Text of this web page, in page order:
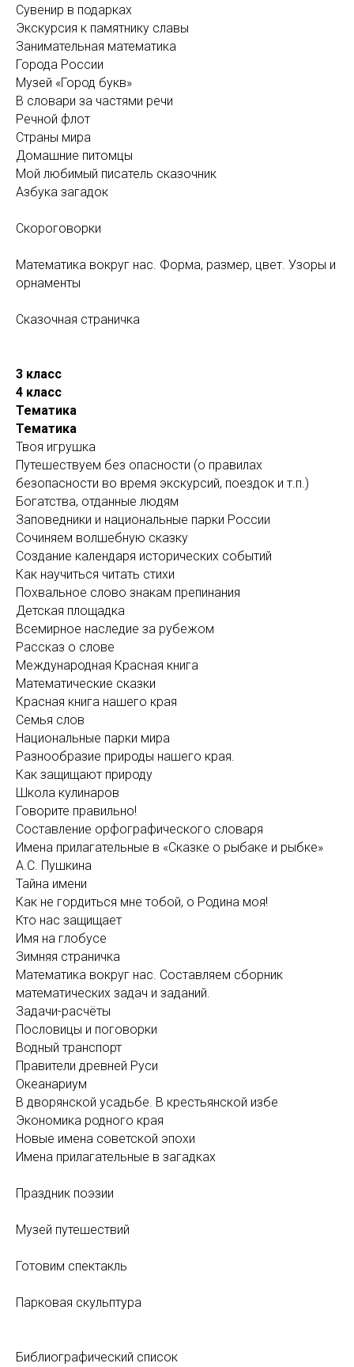
Сувенир в подарках
Экскурсия к памятнику славы
Занимательная математика
Города России
Музей «Город букв»
В словари за частями речи
Речной флот
Страны мира
Домашние питомцы
Мой любимый писатель сказочник
Азбука загадок
Скороговорки
Математика вокруг нас. Форма, размер, цвет. Узоры и
орнаменты
Сказочная страничка
3 класс
4 класс
Тематика
Тематика
Твоя игрушка
Путешествуем без опасности (о правилах
безопасности во время экскурсий, поездок и т.п.)
Богатства, отданные людям
Заповедники и национальные парки России
Сочиняем волшебную сказку
Создание календаря исторических событий
Как научиться читать стихи
Похвальное слово знакам препинания
Детская площадка
Всемирное наследие за рубежом
Рассказ о слове
Международная Красная книга
Математические сказки
Красная книга нашего края
Семья слов
Национальные парки мира
Разнообразие природы нашего края.
Как защищают природу
Школа кулинаров
Говорите правильно!
Составление орфографического словаря
Имена прилагательные в «Сказке о рыбаке и рыбке»
А.С. Пушкина
Тайна имени
Как не гордиться мне тобой, о Родина моя!
Кто нас защищает
Имя на глобусе
Зимняя страничка
Математика вокруг нас. Составляем сборник
математических задач и заданий.
Задачи-расчёты
Пословицы и поговорки
Водный транспорт
Правители древней Руси
Океанариум
В дворянской усадьбе. В крестьянской избе
Экономика родного края
Новые имена советской эпохи
Имена прилагательные в загадках
Праздник поэзии
Музей путешествий
Готовим спектакль
Парковая скульптура
Библиографический список